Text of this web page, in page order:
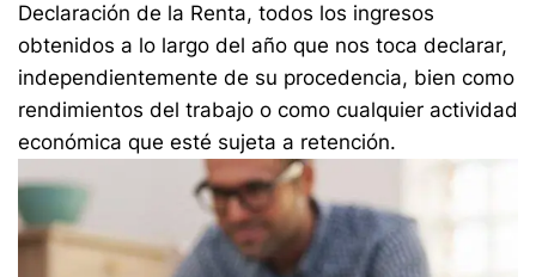
Declaración de la Renta, todos los ingresos
obtenidos a lo largo del año que nos toca declarar,
independientemente de su procedencia, bien como
rendimientos del trabajo o como cualquier actividad
económica que esté sujeta a retención.